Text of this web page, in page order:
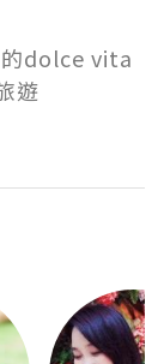
的dolce vita
遊